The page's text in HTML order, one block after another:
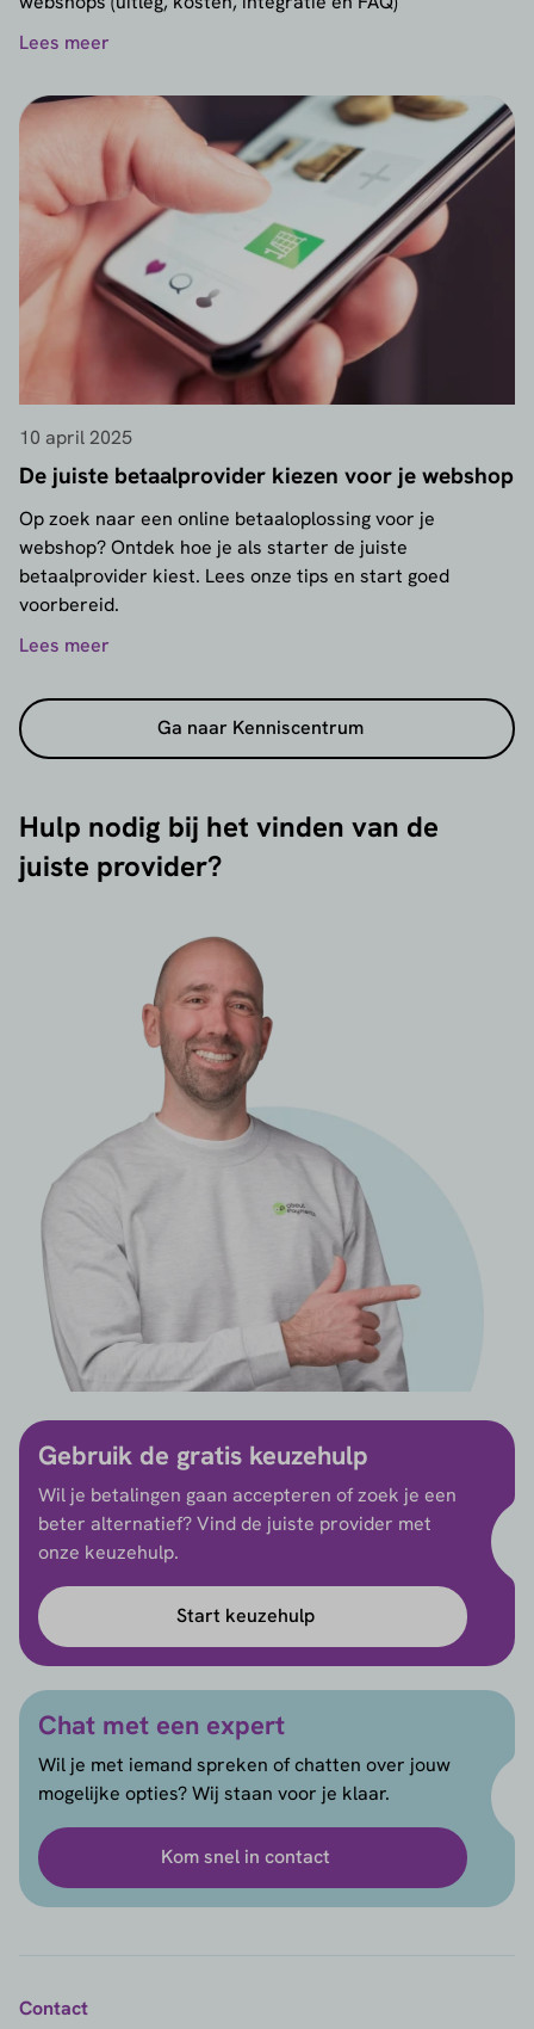
Lees meer
10 april 2025
De juiste betaalprovider kiezen voor je webshop
Op zoek naar een online betaaloplossing voor je
webshop? Ontdek hoe je als starter de juiste
betaalprovider kiest. Lees onze tips en start goed
voorbereid.
Lees meer
Ga naar Kenniscentrum
Hulp nodig bij het vinden van de
juiste provider?
Gebruik de gratis keuzehulp
Wil je betalingen gaan accepteren of zoek je een
beter alternatief? Vind de juiste provider met
onze keuzehulp.
Start keuzehulp
Chat met een expert
Wil je met iemand spreken of chatten over jouw
mogelijke opties? Wij staan voor je klaar.
Kom snel in contact
Contact